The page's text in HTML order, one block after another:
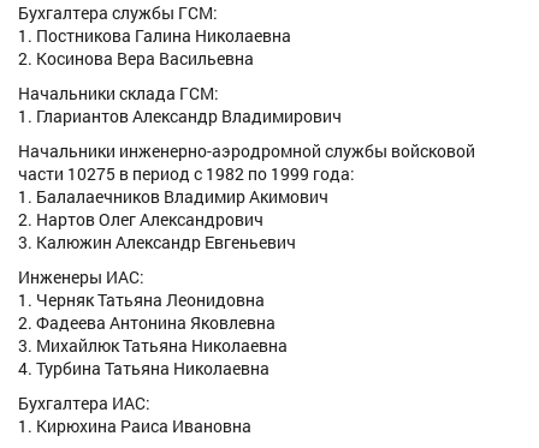
Бухгалтера службы ГСМ:
1. Постникова Галина Николаевна
2. Косинова Вера Васильевна
Начальники склада ГСМ:
1. Глариантов Александр Владимирович
Начальники инженерно-аэродромной службы войсковой
части 10275 в период с 1982 по 1999 года:
1. Балалаечников Владимир Акимович
2. Нартов Олег Александрович
3. Калюжин Александр Евгеньевич
Инженеры ИАС:
1. Черняк Татьяна Леонидовна
2. Фадеева Антонина Яковлевна
3. Михайлюк Татьяна Николаевна
4. Турбина Татьяна Николаевна
Бухгалтера ИАС:
1. Кирюхина Раиса Ивановна